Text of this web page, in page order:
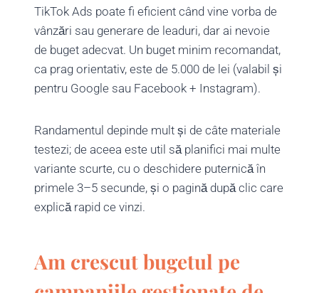
TikTok Ads poate fi eficient când vine vorba de
vânzări sau generare de leaduri, dar ai nevoie
de buget adecvat. Un buget minim recomandat,
ca prag orientativ, este de 5.000 de lei (valabil și
pentru Google sau Facebook + Instagram).
Randamentul depinde mult și de câte materiale
testezi; de aceea este util să planifici mai multe
variante scurte, cu o deschidere puternică în
primele 3–5 secunde, și o pagină după clic care
explică rapid ce vinzi.
Am crescut bugetul pe